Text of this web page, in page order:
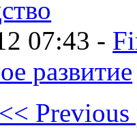
07:43 -
развитие
<< Previous